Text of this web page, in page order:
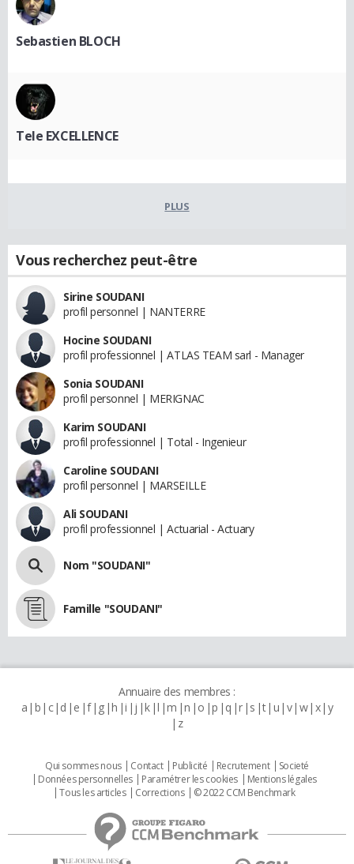
Sebastien BLOCH
Tele EXCELLENCE
PLUS
Vous recherchez peut-être
Sirine SOUDANI
profil personnel | NANTERRE
Hocine SOUDANI
profil professionnel | ATLAS TEAM sarl - Manager
Sonia SOUDANI
profil personnel | MERIGNAC
Karim SOUDANI
profil professionnel | Total - Ingenieur
Caroline SOUDANI
profil personnel | MARSEILLE
Ali SOUDANI
profil professionnel | Actuarial - Actuary
Nom "SOUDANI"
Famille "SOUDANI"
Annuaire des membres :
a b c d e f g h i j k l m n o p q r s t u v w x y
z
Qui sommes nous Contact Publicité Recrutement
Societé
Données personnelles
Paramétrer les cookies
Mentions légales
Tous les articles
Corrections © 2022 CCM Benchmark